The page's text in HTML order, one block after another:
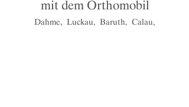
mit dem Orthomobil
Dahme, Luckau, Baruth, Calau,